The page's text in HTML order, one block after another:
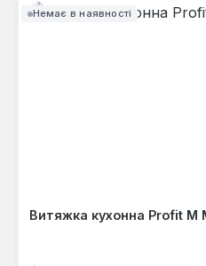
Немає в наявності
Витяжка кухонна Profit M